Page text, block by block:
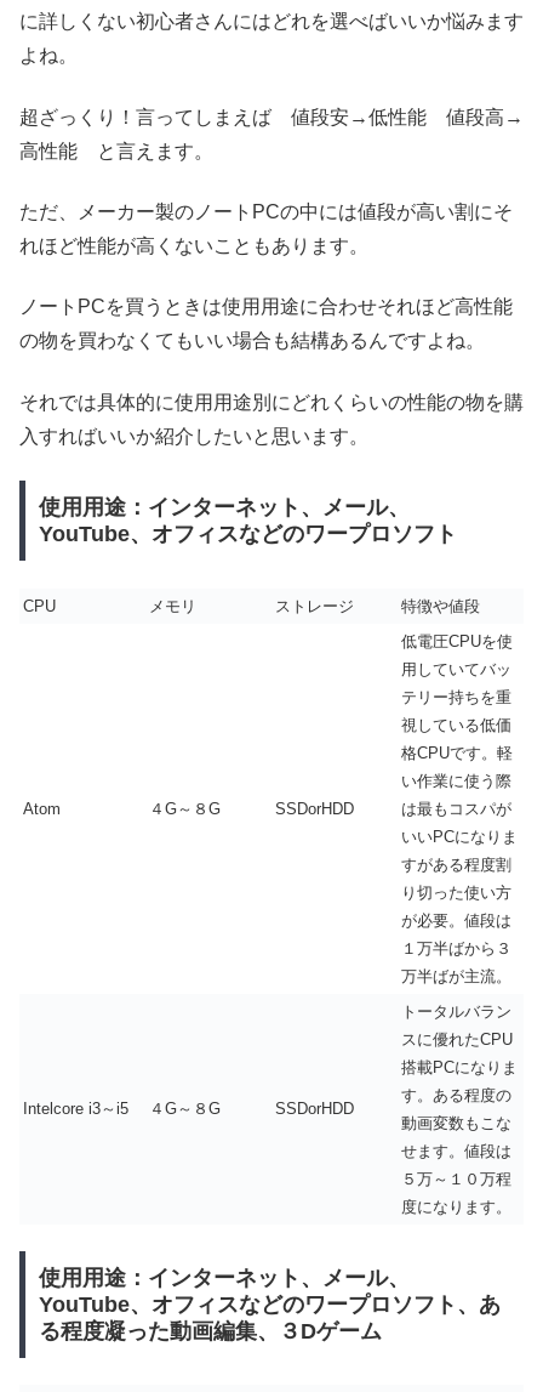
に詳しくない初心者さんにはどれを選べばいいか悩みます
よね。
超ざっくり！言ってしまえば 値段安→低性能 値段高→
高性能 と言えます。
ただ、メーカー製のノートPCの中には値段が高い割にそ
れほど性能が高くないこともあります。
ノートPCを買うときは使用用途に合わせそれほど高性能
の物を買わなくてもいい場合も結構あるんですよね。
それでは具体的に使用用途別にどれくらいの性能の物を購
入すればいいか紹介したいと思います。
使用用途：インターネット、メール、
YouTube、オフィスなどのワープロソフト
CPU メモリ ストレージ 特徴や値段
Atom ４G～８G SSDorHDD
低電圧CPUを使
用していてバッ
テリー持ちを重
視している低価
格CPUです。軽
い作業に使う際
は最もコスパが
いいPCになりま
すがある程度割
り切った使い方
が必要。値段は
１万半ばから３
万半ばが主流。
Intelcore i3～i5 ４G～８G SSDorHDD
トータルバラン
スに優れたCPU
搭載PCになりま
す。ある程度の
動画変数もこな
せます。値段は
５万～１０万程
度になります。
使用用途：インターネット、メール、
YouTube、オフィスなどのワープロソフト、あ
る程度凝った動画編集、３Dゲーム